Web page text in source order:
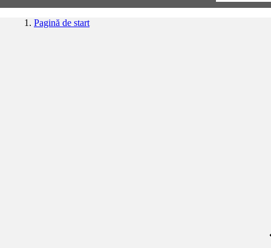
Pagină de start